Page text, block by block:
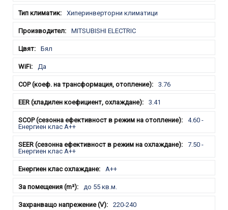
Хиперинверторни климатици
MITSUBISHI ELECTRIC
Бял
Да
3.76
3.41
4.60 -
Енергиен клас A++
7.50 -
Енергиен клас A++
A++
до 55 кв.м.
220-240